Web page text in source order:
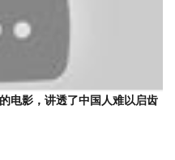
电影，讲透了中国人难以启齿